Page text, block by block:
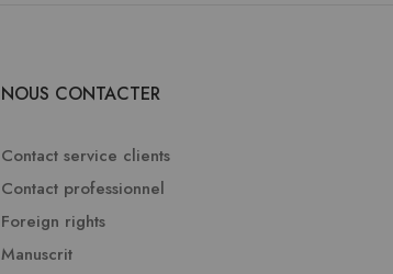
NOUS CONTACTER
Contact service clients
Contact professionnel
Foreign rights
Manuscrit